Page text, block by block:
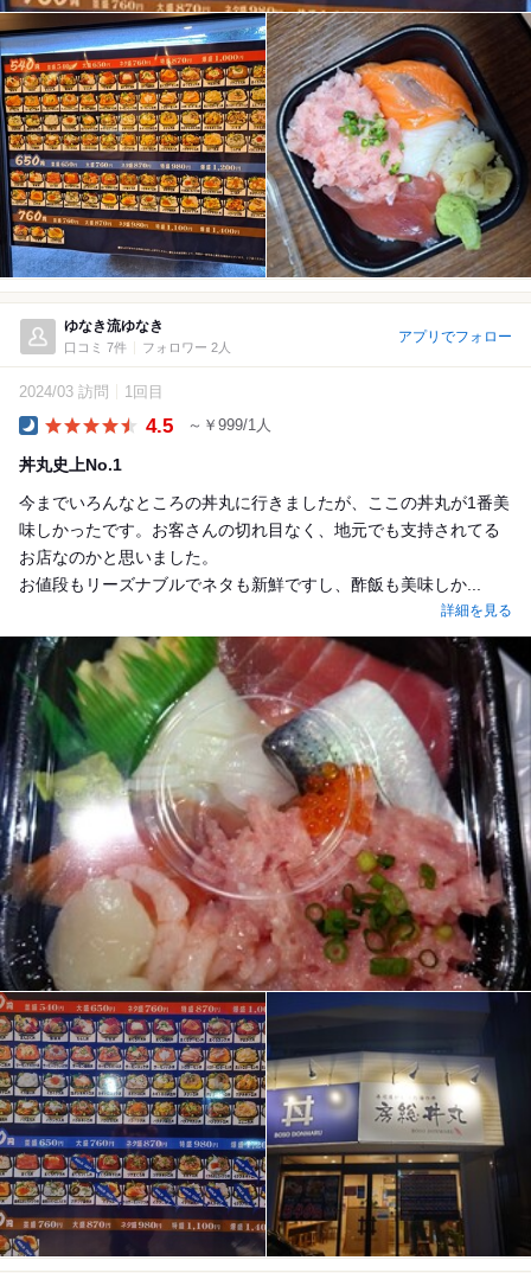
ゆなき流ゆなき
口コミ 7件 フォロワー 2人
アプリでフォロー
2024/03 訪問 1回目
4.5 ～￥999/1人
丼丸史上No.1
今までいろんなところの丼丸に行きましたが、ここの丼丸が1番美
味しかったです。お客さんの切れ目なく、地元でも支持されてる
お店なのかと思いました。
お値段もリーズナブルでネタも新鮮ですし、酢飯も美味しか...
詳細を見る